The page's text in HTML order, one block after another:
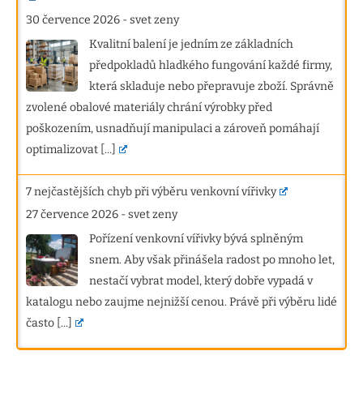
30 července 2026 -svet zeny
Kvalitní balení je jedním ze základních
předpokladů hladkého fungování každé firmy,
která skladuje nebo přepravuje zboží. Správně
zvolené obalové materiály chrání výrobky před
poškozením, usnadňují manipulaci a zároveň pomáhají
optimalizovat [...]
7 nejčastějších chyb při výběru venkovní vířivky
27 července 2026 -svet zeny
Pořízení venkovní vířivky bývá splněným
snem. Aby však přinášela radost po mnoho let,
nestačí vybrat model, který dobře vypadá v
katalogu nebo zaujme nejnižší cenou. Právě při výběru lidé
často [...]